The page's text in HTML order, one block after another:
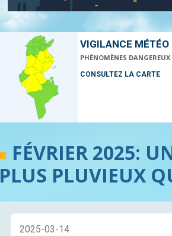
VIGILANCE MÉTÉO
PHÉNOMÈNES DANGEREUX
CONSULTEZ LA CARTE
FÉVRIER 2025:
PLUS PLUVIEUX
2025-03-14